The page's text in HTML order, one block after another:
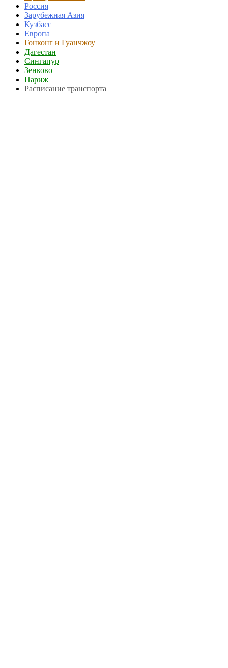
Россия
Зарубежная Азия
Кузбасс
Европа
Гонконг и Гуанчжоу
Дагестан
Сингапур
Зенково
Париж
Расписание транспорта